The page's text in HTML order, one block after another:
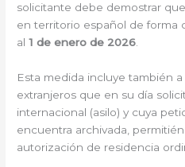
solicitante debe demostrar
en territorio español de forma
al1 de enero de 2026.
Esta medida incluye también
extranjeros que en su día
internacional (asilo) y cuya
encuentra archivada,
autorización de residencia